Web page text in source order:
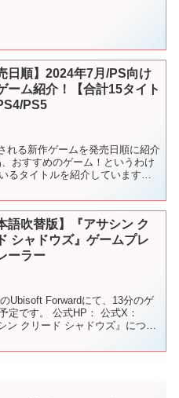
日順】2024年7月/PS向け
ーム紹介！【合計15タイト
PS5
れる新作ゲームを発売日順に紹介
おすすめのゲーム！というわけ
るタイトルを紹介しています。
語吹替版】『アサシン ク
シャドウズ』ゲームプレ
ーラー
Ubisoft Forwardにて、13分のゲ
定です。 公式HP： 公式X：
ン クリード シャドウズ』につい